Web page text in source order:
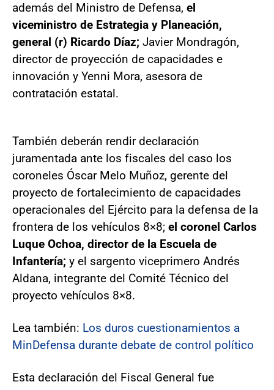
además del Ministro de Defensa, el
viceministro de Estrategia y Planeación,
general (r) Ricardo Díaz; Javier Mondragón,
director de proyección de capacidades e
innovación y Yenni Mora, asesora de
contratación estatal.
También deberán rendir declaración
juramentada ante los fiscales del caso los
coroneles Óscar Melo Muñoz, gerente del
proyecto de fortalecimiento de capacidades
operacionales del Ejército para la defensa de la
frontera de los vehículos 8×8; el coronel Carlos
Luque Ochoa, director de la Escuela de
Infantería; y el sargento viceprimero Andrés
Aldana, integrante del Comité Técnico del
proyecto vehículos 8×8.
Lea también: Los duros cuestionamientos a
MinDefensa durante debate de control político
Esta declaración del Fiscal General fue